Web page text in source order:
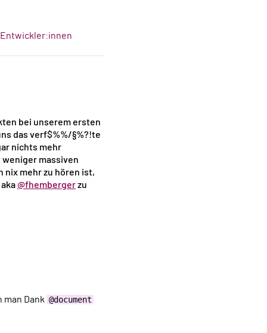
bei unserem ersten
das verf$%%/§%?!te
nichts mehr
massiven
nix mehr zu hören ist,
aka @fhembergerzu
Dank @document